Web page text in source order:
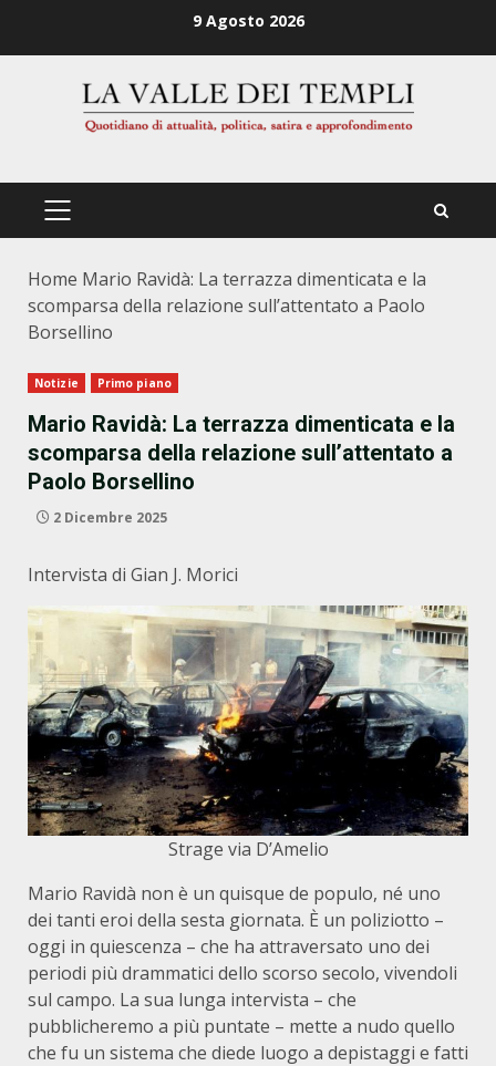
9 Agosto 2026
PRIMÄRES
Home Mario Ravidà: La terrazza dimenticata e la
scomparsa della relazione sull’attentato a Paolo
Borsellino
Notizie Primo piano
Mario Ravidà: La terrazza dimenticata e la
scomparsa della relazione sull’attentato a
Paolo Borsellino
2 Dicembre 2025
Intervista di Gian J. Morici
Strage via D’Amelio
Mario Ravidà non è un quisque de populo, né uno
dei tanti eroi della sesta giornata. È un poliziotto –
oggi in quiescenza – che ha attraversato uno dei
periodi più drammatici dello scorso secolo, vivendoli
sul campo. La sua lunga intervista – che
pubblicheremo a più puntate – mette a nudo quello
che fu un sistema che diede luogo a depistaggi e fatti